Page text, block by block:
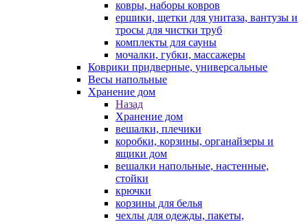
ковры, наборы ковров
ершики, щетки для унитаза, вантузы и
тросы для чистки труб
комплекты для сауны
мочалки, губки, массажеры
Коврики придверные, универсальные
Весы напольные
Хранение дом
Назад
Хранение дом
вешалки, плечики
коробки, корзины, органайзеры и
ящики дом
вешалки напольные, настенные,
стойки
крючки
корзины для белья
чехлы для одежды, пакеты,